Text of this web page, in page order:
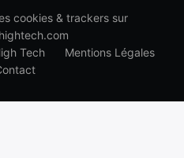
cookies & trackers sur
Tech
Mentions Légales